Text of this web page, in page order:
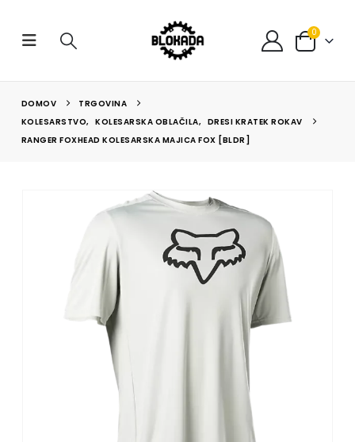
0
DOMOV
TRGOVINA
KOLESARSTVO, KOLESARSKA OBLAČILA, DRESI KRATEK ROKAV
RANGER FOXHEAD KOLESARSKA MAJICA FOX [BLDR]